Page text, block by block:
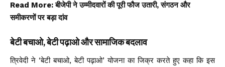
Read More:बीजेपी ने उम्मीदवारों की पूरी फौज उतारी, संगठन और
समीकरणों पर बड़ा दांव
बेटी बचाओ, बेटी पढ़ाओ और सामाजिक बदलाव
त्रिवेदी ने ‘बेटी बचाओ, बेटी पढ़ाओ’ योजना का जिक्र करते हुए कहा कि इस